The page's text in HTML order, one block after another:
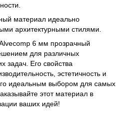
материал идеально
архитектурными стилями.
6 мм прозрачный
для различных
задач. Его свойства
эстетичность и
идеальным выбором для самых
этот материал в
ваших идей!